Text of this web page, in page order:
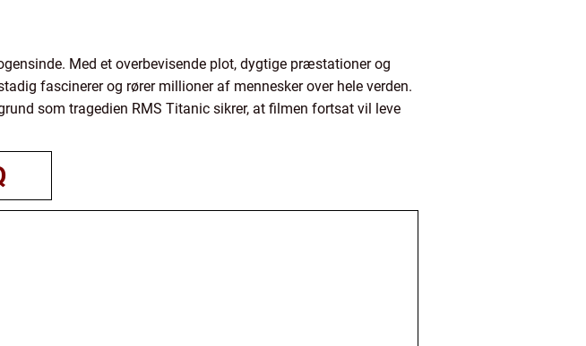
Med et overbevisende plot, dygtige præstationer og
fascinerer og rører millioner af mennesker over hele verden.
som tragedien RMS Titanic sikrer, at filmen fortsat vil leve